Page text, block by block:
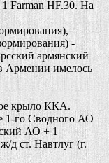
Farman HF.30. На
-
армянский
Армении имелось
крыло ККА.
го Сводного АО
АО + 1
д ст. Навтлуг (г.